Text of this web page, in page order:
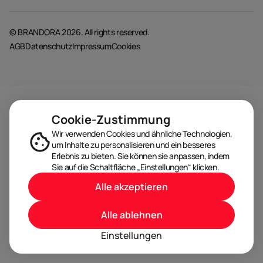
© BRANDORA 2026. All rights reserved.
AGBDatenschutzImpressumCookies
Cookie-Zustimmung
Wir verwenden Cookies und ähnliche Technologien,
um Inhalte zu personalisieren und ein besseres
Erlebnis zu bieten. Sie können sie anpassen, indem
Sie auf die Schaltfläche „Einstellungen“ klicken.
Einstellungen
Alle ablehnen
Alle akzeptieren